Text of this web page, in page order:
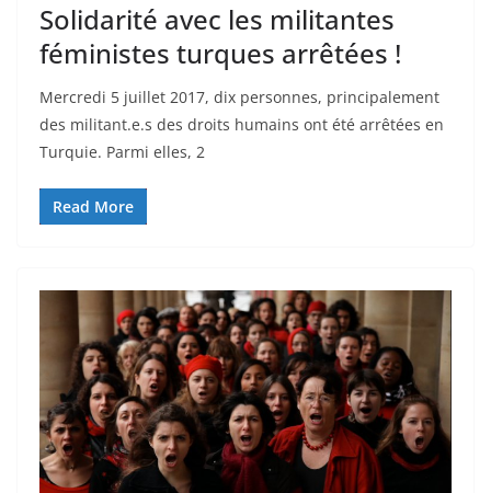
Solidarité avec les militantes
féministes turques arrêtées !
Mercredi 5 juillet 2017, dix personnes, principalement
des militant.e.s des droits humains ont été arrêtées en
Turquie. Parmi elles, 2
Read More